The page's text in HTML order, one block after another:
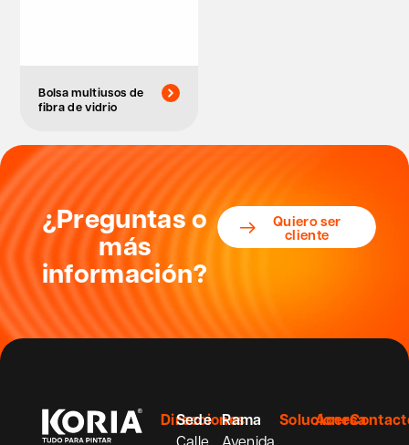
Bolsa multiusos de
fibra de vidrio
¿Preguntas o
más
información?
Quiero ser
cliente
Direcciones
Sede Rama
Soluciones
Acerca